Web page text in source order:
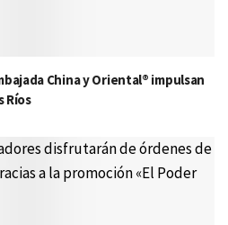
China y Oriental® impulsan
Ríos